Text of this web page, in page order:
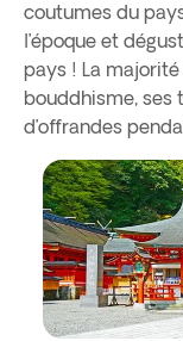
coutumes du
l’époque et
pays ! La
bouddhisme, ses
d’offrandes